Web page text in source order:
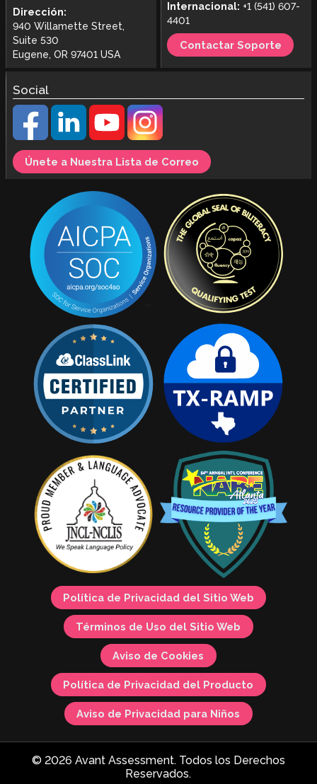
Dirección:
940 Willamette Street,
Suite 530
Eugene, OR 97401 USA
Internacional: +1 (541) 607-
4401
Contactar Soporte
Social
Únete a Nuestra Lista de Correo
Política de Privacidad del Sitio Web
Términos de Uso del Sitio Web
Aviso de Cookies
Política de Privacidad del Producto
Aviso de Privacidad para Niños
© 2026 Avant Assessment. Todos los Derechos
Reservados.